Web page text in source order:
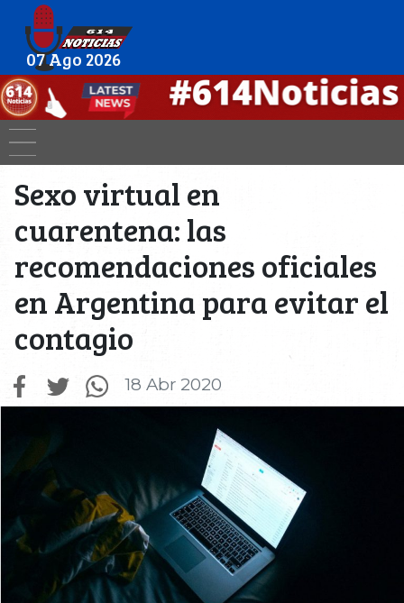
07 Ago 2026
Sexo virtual en
cuarentena: las
recomendaciones oficiales
en Argentina para evitar el
contagio
18 Abr 2020